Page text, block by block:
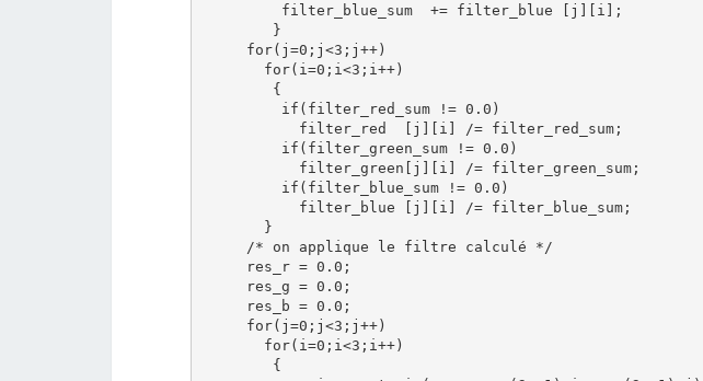
filter_blue_sum  += filter_blue [j][i];
}
for(j=0;j<3;j++)
for(i=0;i<3;i++)
{
if(filter_red_sum != 0.0)
filter_red  [j][i] /= filter_red_sum;
if(filter_green_sum != 0.0)
filter_green[j][i] /= filter_green_sum;
if(filter_blue_sum != 0.0)
filter_blue [j][i] /= filter_blue_sum;
}
/* on applique le filtre calculé */
res_r = 0.0;
res_g = 0.0;
res_b = 0.0;
for(j=0;j<3;j++)
for(i=0;i<3;i++)
{